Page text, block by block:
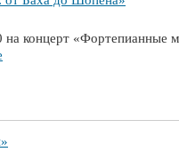
на концерт «Фортепианные